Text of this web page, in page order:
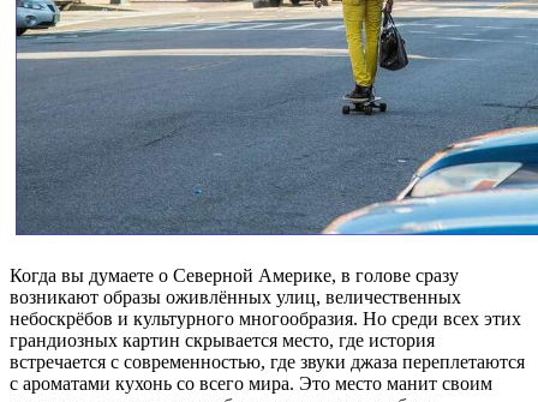
Когда вы думаете о Северной Америке, в голове сразу
возникают образы оживлённых улиц, величественных
небоскрёбов и культурного многообразия. Но среди всех этих
грандиозных картин скрывается место, где история
встречается с современностью, где звуки джаза переплетаются
с ароматами кухонь со всего мира. Это место манит своим